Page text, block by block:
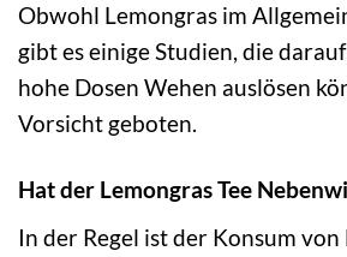
Obwohl Lemongras im
gibt es einige Studien, die
hohe Dosen Wehen auslösen
Vorsicht geboten.
Hat der Lemongras Tee
In der Regel ist der Konsum von